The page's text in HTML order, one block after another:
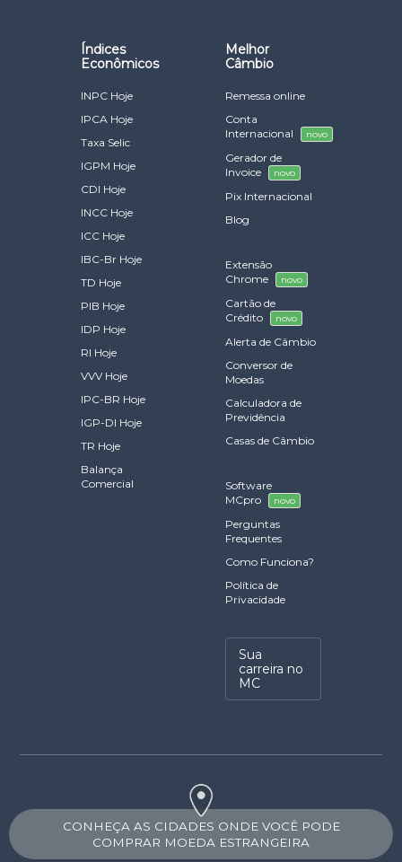
Índices
Econômicos
INPC Hoje
IPCA Hoje
Taxa Selic
IGPM Hoje
CDI Hoje
INCC Hoje
ICC Hoje
IBC-Br Hoje
TD Hoje
PIB Hoje
IDP Hoje
RI Hoje
VVV Hoje
IPC-BR Hoje
IGP-DI Hoje
TR Hoje
Balança
Comercial
Melhor
Câmbio
Remessa online
Conta
Internacional
novo
Gerador de
Invoice
novo
Pix Internacional
Blog
Extensão
Chrome
novo
Cartão de
Crédito
novo
Alerta de Câmbio
Conversor de
Moedas
Calculadora de
Previdência
Casas de Câmbio
Software
MCpro
novo
Perguntas
Frequentes
Como Funciona?
Política de
Privacidade
Sua
carreira no
MC
CONHEÇA AS CIDADES ONDE VOCÊ PODE
COMPRAR MOEDA ESTRANGEIRA